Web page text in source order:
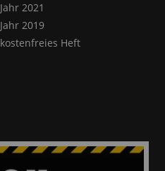
Jahr 2021
Jahr 2019
kostenfreies Heft